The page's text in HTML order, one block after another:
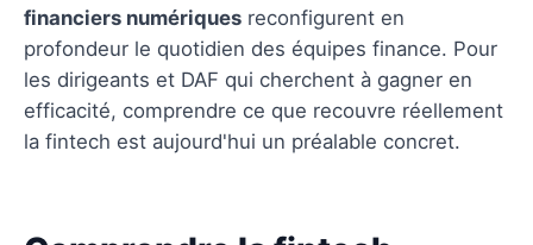
Intégration de la fintech dans votre entreprise
Futur de la fintech en entreprise
Questions fréquentes
financiers numériques reconfigurent en
profondeur le quotidien des équipes finance. Pour
les dirigeants et DAF qui cherchent à gagner en
efficacité, comprendre ce que recouvre réellement
la fintech est aujourd'hui un préalable concret.